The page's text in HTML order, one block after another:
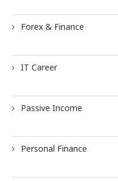
Forex & Finance
IT Career
Passive Income
Personal Finance